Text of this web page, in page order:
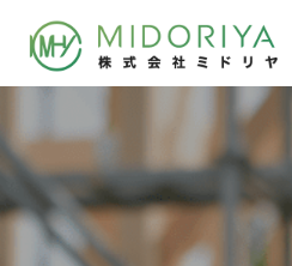
株式会社ミドリヤ
CONTACT
お問い合わせ